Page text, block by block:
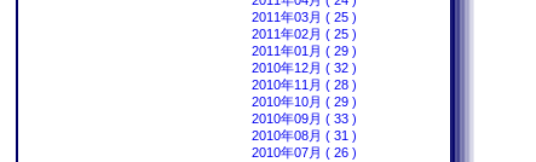
2011年03月 ( 25 )
2011年02月 ( 25 )
2011年01月 ( 29 )
2010年12月 ( 32 )
2010年11月 ( 28 )
2010年10月 ( 29 )
2010年09月 ( 33 )
2010年08月 ( 31 )
2010年07月 ( 26 )